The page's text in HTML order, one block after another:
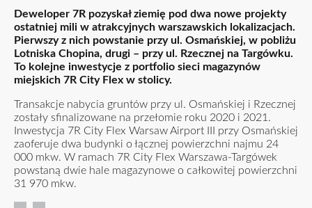
Deweloper 7R pozyskał ziemię pod dwa nowe projekty
ostatniej mili w atrakcyjnych warszawskich lokalizacjach.
Pierwszy z nich powstanie przy ul. Osmańskiej, w pobliżu
Lotniska Chopina, drugi – przy ul. Rzecznej na Targówku.
To kolejne inwestycje z portfolio sieci magazynów
miejskich 7R City Flex w stolicy.
Transakcje nabycia gruntów przy ul. Osmańskiej i Rzecznej
zostały sfinalizowane na przełomie roku 2020 i 2021.
Inwestycja 7R City Flex Warsaw Airport III przy Osmańskiej
zaoferuje dwa budynki o łącznej powierzchni najmu 24
000 mkw. W ramach 7R City Flex Warszawa-Targówek
powstaną dwie hale magazynowe o całkowitej powierzchni
31 970 mkw.